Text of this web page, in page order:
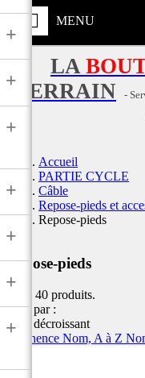
MENU
+
+
+
+
+
+
+
LA
TERRAIN
-
Accueil
PARTIE CYCLE
Câble
Repose-pieds et
Repose-pieds
Repose-pieds
Il y a 40 produits.
Trier par :
Prix, décroissant
Pertinence Nom, A à Z